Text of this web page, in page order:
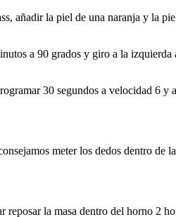
añadir la piel de una naranja y la
a 90 grados y giro a la
30 segundos a velocidad 6
meter los dedos dentro de
la masa dentro del horno 2